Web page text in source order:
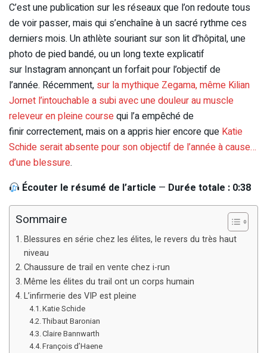
C’est une publication sur les réseaux que l’on redoute tous
de voir passer, mais qui s’enchaîne à un sacré rythme ces
derniers mois. Un athlète souriant sur son lit d’hôpital, une
photo de pied bandé, ou un long texte explicatif
sur Instagram annonçant un forfait pour l’objectif de
l’année. Récemment, sur la mythique Zegama, même Kilian
Jornet l’intouchable a subi avec une douleur au muscle
releveur en pleine coursequi l’a empêché de
finir correctement, mais on a appris hier encore que Katie
Schide serait absente pour son objectif de l’année à cause…
d’une blessure.
Écouter le résumé de l’article — Durée totale : 0:38
Sommaire
Blessures en série chez les élites, le revers du très haut
niveau
Chaussure de trail en vente chez i-run
Même les élites du trail ont un corps humain
L’infirmerie des VIP est pleine
Katie Schide
Thibaut Baronian
Claire Bannwarth
François d’Haene